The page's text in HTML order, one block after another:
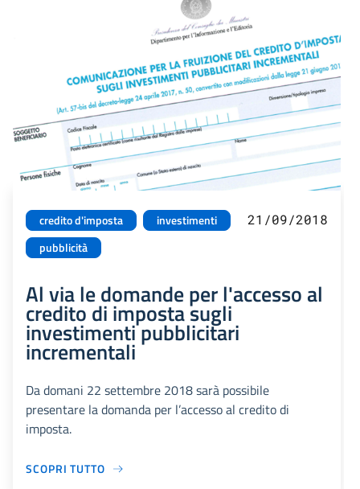
credito d'imposta
investimenti
pubblicità
21/09/2018
Al via le domande per l'accesso al
credito di imposta sugli
investimenti pubblicitari
incrementali
Da domani 22 settembre 2018 sarà possibile
presentare la domanda per l’accesso al credito di
imposta.
SCOPRI TUTTO